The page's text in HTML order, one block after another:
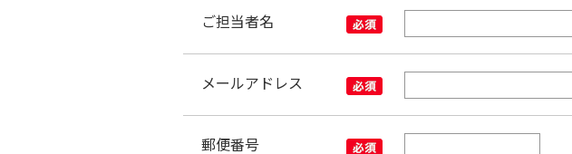
おすすめプログラム おすすめプログラム
詳しく見る
ご担当者名
メールアドレス
郵便番号